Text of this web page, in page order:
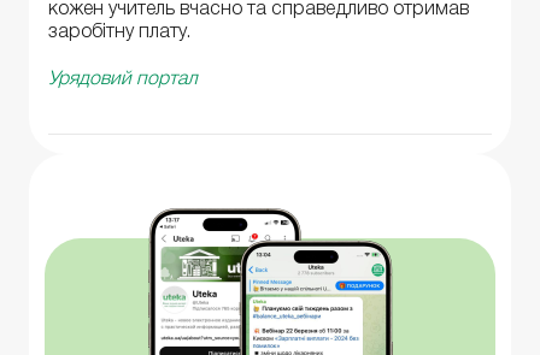
кожен учитель вчасно та справедливо отримав
заробітну плату.
Урядовий портал